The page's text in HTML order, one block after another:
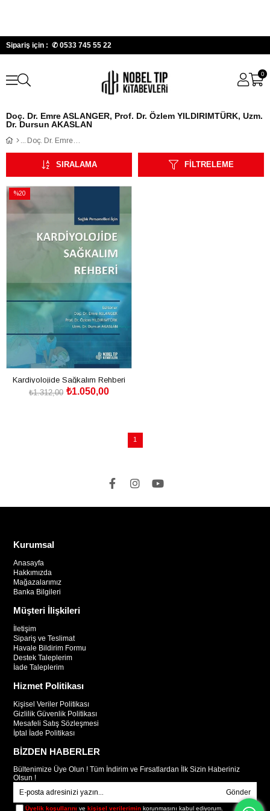
Sipariş için : ✆ 0533 745 55 22
0
Doç. Dr. Emre ASLANGER, Prof. Dr. Özlem YILDIRIMTÜRK, Uzm.
Dr. Dursun AKASLAN
Doç. Dr. Emre ASLANGER, Prof. Dr. Özlem YILDIRIMTÜRK, Uzm. Dr. Dursun AKASLAN
FILTRELEME
SIRALAMA
%20
İndirim
Kardiyolojide Sağkalım Rehberi
(Sağlık Personelleri İçin)
₺1.050,00
₺1.312,00
1
Kurumsal
Anasayfa
Hakkımızda
Mağazalarımız
Banka Bilgileri
Müşteri İlişkileri
İletişim
Sipariş ve Teslimat
Havale Bildirim Formu
Destek Taleplerim
İade Taleplerim
Hizmet Politikası
Kişisel Veriler Politikası
Gizlilik Güvenlik Politikası
Mesafeli Satış Sözleşmesi
İptal İade Politikası
BİZDEN HABERLER
Bültenimize Üye Olun ! Tüm İndirim ve Fırsatlardan İlk Sizin Haberiniz
Olsun !
Gönder
Üyelik koşullarını vekişisel verilerimin korunmasını kabul ediyorum.